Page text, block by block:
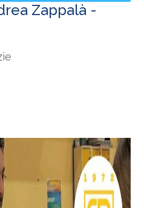
Zappalà -